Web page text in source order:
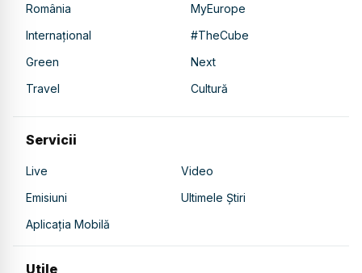
România
MyEurope
Internațional
#TheCube
Green
Next
Travel
Cultură
Servicii
Live
Video
Emisiuni
Ultimele Știri
Aplicația Mobilă
Utile